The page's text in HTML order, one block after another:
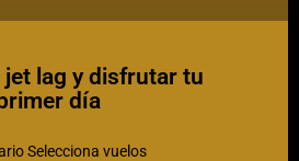
jet lag y disfrutar tu
día
Selecciona vuelos